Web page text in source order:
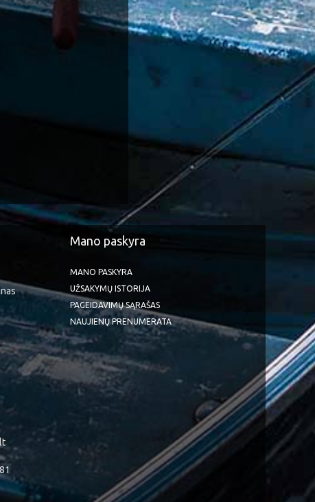
Mano paskyra
MANO PASKYRA
UŽSAKYMŲ ISTORIJA
PAGEIDAVIMŲ SĄRAŠAS
NAUJIENŲ PRENUMERATA